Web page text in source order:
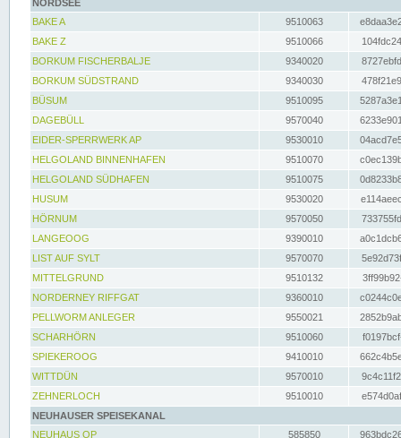
NORDSEE
BAKE A
9510063
BAKE Z
9510066
BORKUM FISCHERBALJE
9340020
BORKUM SÜDSTRAND
9340030
BÜSUM
9510095
DAGEBÜLL
9570040
EIDER-SPERRWERK AP
9530010
HELGOLAND BINNENHAFEN
9510070
HELGOLAND SÜDHAFEN
9510075
HUSUM
9530020
HÖRNUM
9570050
LANGEOOG
9390010
LIST AUF SYLT
9570070
MITTELGRUND
9510132
NORDERNEY RIFFGAT
9360010
PELLWORM ANLEGER
9550021
SCHARHÖRN
9510060
SPIEKEROOG
9410010
WITTDÜN
9570010
ZEHNERLOCH
9510010
NEUHAUSER SPEISEKANAL
NEUHAUS OP
585850